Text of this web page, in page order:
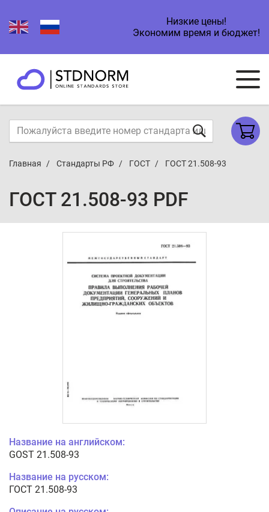
Низкие цены!
Экономим время и бюджет!
Главная Стандарты РФ ГОСТ ГОСТ 21.508-93
ГОСТ 21.508-93 PDF
Название на английском:
GOST 21.508-93
Название на русском:
ГОСТ 21.508-93